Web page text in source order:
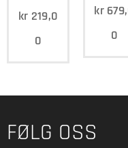
kr 219,0
0
kr
0
FØLG OSS